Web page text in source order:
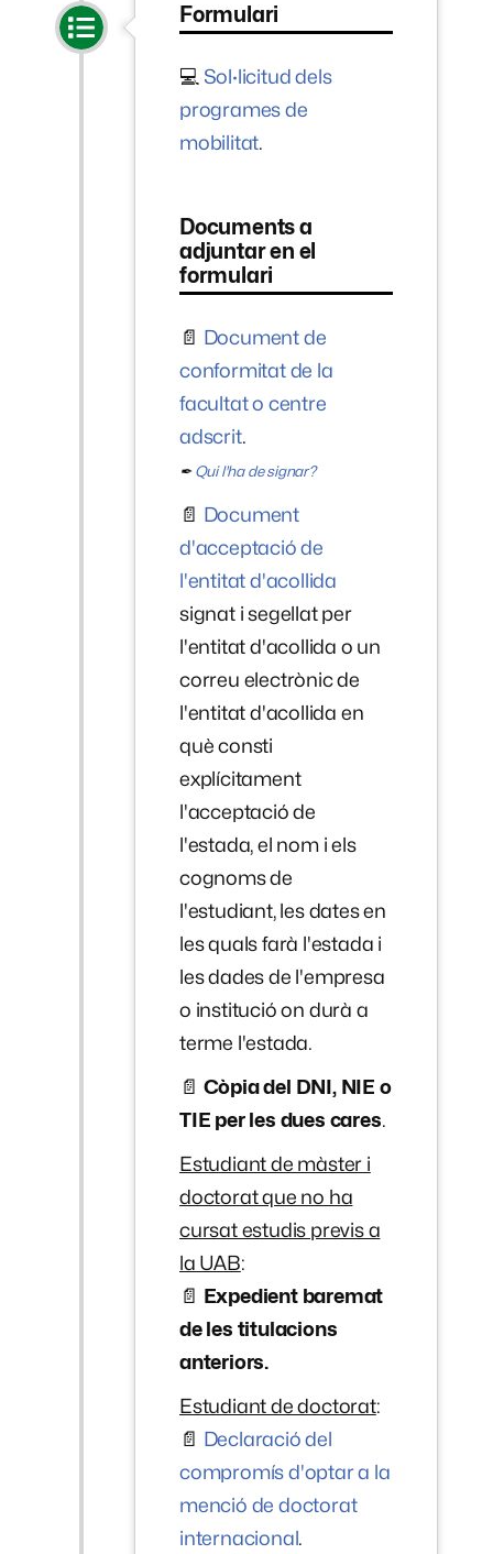
Formulari
💻 Sol·licitud dels
programes de
mobilitat.
Documents a
adjuntar en el
formulari
📄 Document de
conformitat de la
facultat o centre
adscrit.
✒ Qui l'ha de signar?
📄 Document
d'acceptació de
l'entitat d'acollida
signat i segellat per
l'entitat d'acollida o un
correu electrònic de
l'entitat d'acollida en
què consti
explícitament
l'acceptació de
l'estada, el nom i els
cognoms de
l'estudiant, les dates en
les quals farà l'estada i
les dades de l'empresa
o institució on durà a
terme l'estada.
📄 Còpia del DNI, NIE o
TIE per les dues cares.
Estudiant de màster i
doctorat que no ha
cursat estudis previs a
la UAB:
📄 Expedient baremat
de les titulacions
anteriors.
Estudiant de doctorat:
📄 Declaració del
compromís d'optar a la
menció de doctorat
internacional.